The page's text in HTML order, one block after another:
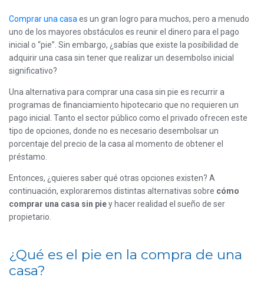
Comprar una casaes un gran logro para muchos, pero a menudo
uno de los mayores obstáculos es reunir el dinero para el pago
inicial o “pie”. Sin embargo, ¿sabías que existe la posibilidad de
adquirir una casa sin tener que realizar un desembolso inicial
significativo?
Una alternativa para comprar una casa sin pie es recurrir a
programas de financiamiento hipotecario que no requieren un
pago inicial. Tanto el sector público como el privado ofrecen este
tipo de opciones, donde no es necesario desembolsar un
porcentaje del precio de la casa al momento de obtener el
préstamo.
Entonces, ¿quieres saber qué otras opciones existen? A
continuación, exploraremos distintas alternativas sobre cómo
comprar una casa sin piey hacer realidad el sueño de ser
propietario.
¿Qué es el pie en la compra de una
casa?